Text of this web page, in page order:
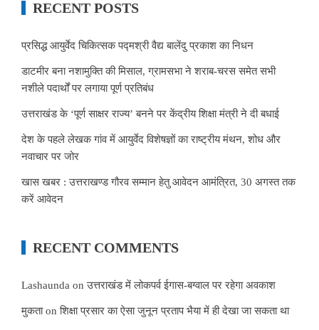
RECENT POSTS
प्रसिद्ध आयुर्वेद चिकित्सक पद्मश्री वैद्य बालेंदु प्रकाश का निधन
डाटमीर बना नशामुक्ति की मिसाल, ग्रामसभा ने शराब-चरस समेत सभी
नशीले पदार्थों पर लगाया पूर्ण प्रतिबंध
उत्तराखंड के ‘पूर्ण साक्षर राज्य’ बनने पर केंद्रीय शिक्षा मंत्री ने दी बधाई
देश के पहले लेखक गांव में आयुर्वेद विशेषज्ञों का राष्ट्रीय मंथन, शोध और
नवाचार पर जोर
खास खबर : उत्तराखण्ड गौरव सम्मान हेतु आवेदन आमंत्रित, 30 अगस्त तक
करें आवेदन
RECENT COMMENTS
Lashaunda onउत्तराखंड में लोकपर्व ईगास-बग्वाल पर रहेगा अवकाश
मुकताonशिक्षा प्रसार का ऐसा जुनून प्रताप भैया में ही देखा जा सकता था